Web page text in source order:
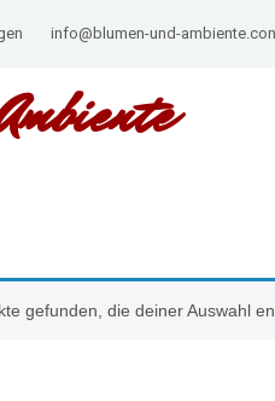
info@blumen-und-
gefunden, die deiner Auswahl